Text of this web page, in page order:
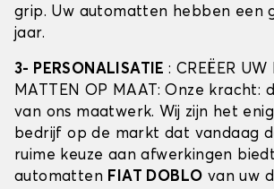
grip. Uw automatten hebben een
jaar.
3- PERSONALISATIE: CREËER UW
MATTEN OP MAAT: Onze kracht:
van ons maatwerk. Wij zijn het
bedrijf op de markt dat vandaag
ruime keuze aan afwerkingen
automatten FIAT DOBLO van uw